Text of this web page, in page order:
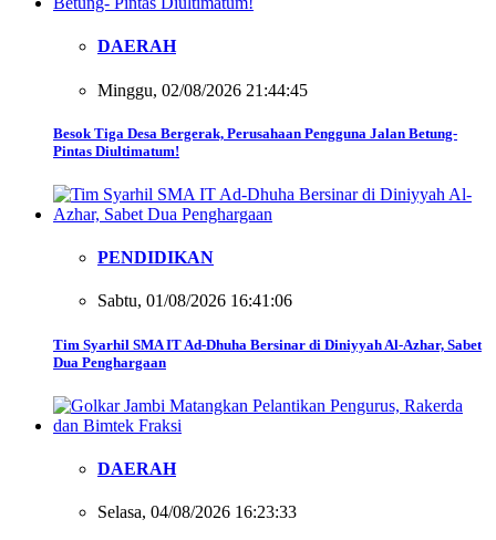
DAERAH
Minggu, 02/08/2026 21:44:45
Besok Tiga Desa Bergerak, Perusahaan Pengguna Jalan Betung-
Pintas Diultimatum!
PENDIDIKAN
Sabtu, 01/08/2026 16:41:06
Tim Syarhil SMA IT Ad-Dhuha Bersinar di Diniyyah Al-Azhar, Sabet
Dua Penghargaan
DAERAH
Selasa, 04/08/2026 16:23:33